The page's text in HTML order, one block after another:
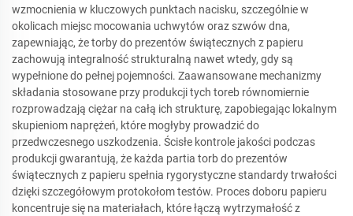
wzmocnienia w kluczowych punktach nacisku, szczególnie w
okolicach miejsc mocowania uchwytów oraz szwów dna,
zapewniając, że torby do prezentów świątecznych z papieru
zachowują integralność strukturalną nawet wtedy, gdy są
wypełnione do pełnej pojemności. Zaawansowane mechanizmy
składania stosowane przy produkcji tych toreb równomiernie
rozprowadzają ciężar na całą ich strukturę, zapobiegając lokalnym
skupieniom naprężeń, które mogłyby prowadzić do
przedwczesnego uszkodzenia. Ścisłe kontrole jakości podczas
produkcji gwarantują, że każda partia torb do prezentów
świątecznych z papieru spełnia rygorystyczne standardy trwałości
dzięki szczegółowym protokołom testów. Proces doboru papieru
koncentruje się na materiałach, które łączą wytrzymałość z